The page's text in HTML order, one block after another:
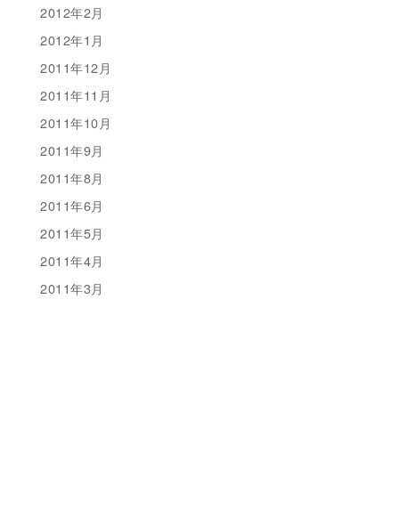
2012年2月
2012年1月
2011年12月
2011年11月
2011年10月
2011年9月
2011年8月
2011年6月
2011年5月
2011年4月
2011年3月